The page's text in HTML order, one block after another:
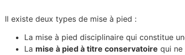
Il existe deux types de mise à pied :
La mise à pied disciplinaire qui constitue
La mise à pied à titre conservatoire qui ne